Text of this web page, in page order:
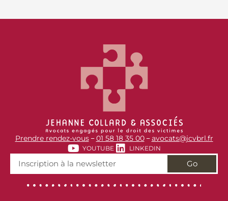
Prendre rendez-vous–01 58 18 35 00–avocats@jcvbrl.fr
YOUTUBE LINKEDIN
Go